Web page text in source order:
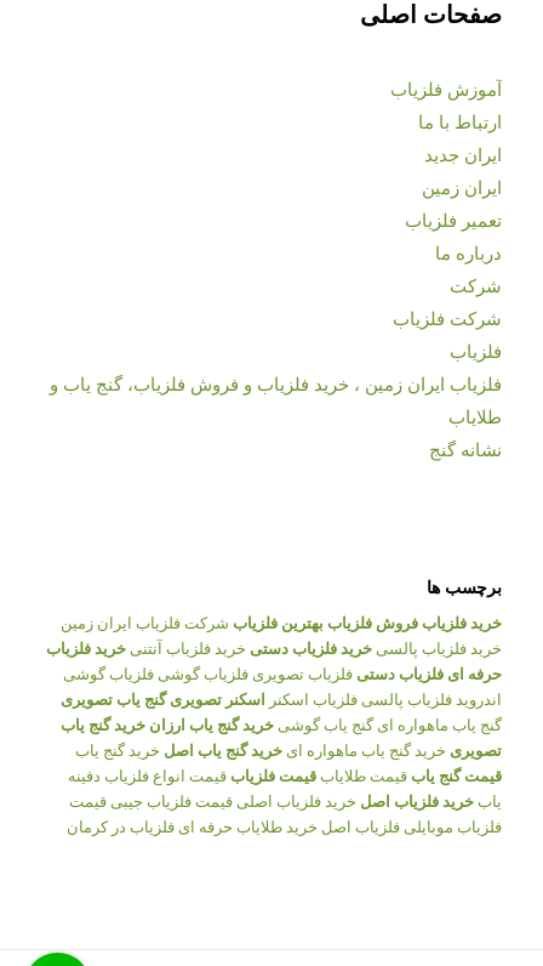
صفحات اصلی
آموزش فلزیاب
ارتباط با ما
ایران جدید
ایران زمین
تعمیر فلزیاب
درباره ما
شرکت
شرکت فلزیاب
فلزیاب
فلزیاب ایران زمین ، خرید فلزیاب و فروش فلزیاب، گنج یاب و
طلایاب
نشانه گنج
برچسب ها
خرید فلزیاب فروش فلزیاب بهترین فلزیاب شرکت فلزیاب ایران زمین
خرید فلزیاب پالسی خرید فلزیاب دستی خرید فلزیاب آنتنی خرید فلزیاب
حرفه ای فلزیاب دستی فلزیاب تصویری فلزیاب گوشی فلزیاب گوشی
اندروید فلزیاب پالسی فلزیاب اسکنر اسکنر تصویری گنج یاب تصویری
گنج یاب ماهواره ای گنج یاب گوشی خرید گنج یاب ارزان خرید گنج یاب
تصویری خرید گنج یاب ماهواره ای خرید گنج یاب اصل خرید گنج یاب
قیمت گنج یاب قیمت طلایاب قیمت فلزیاب قیمت انواع فلزیاب دفینه
یاب خرید فلزیاب اصل خرید فلزیاب اصلی قیمت فلزیاب جیبی قیمت
فلزیاب موبایلی فلزیاب اصل خرید طلایاب حرفه ای فلزیاب در کرمان